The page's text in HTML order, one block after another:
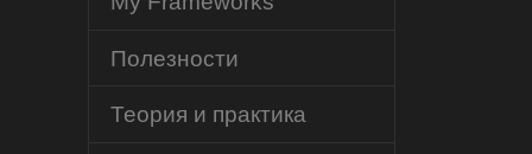
Полезности
Теория и практика